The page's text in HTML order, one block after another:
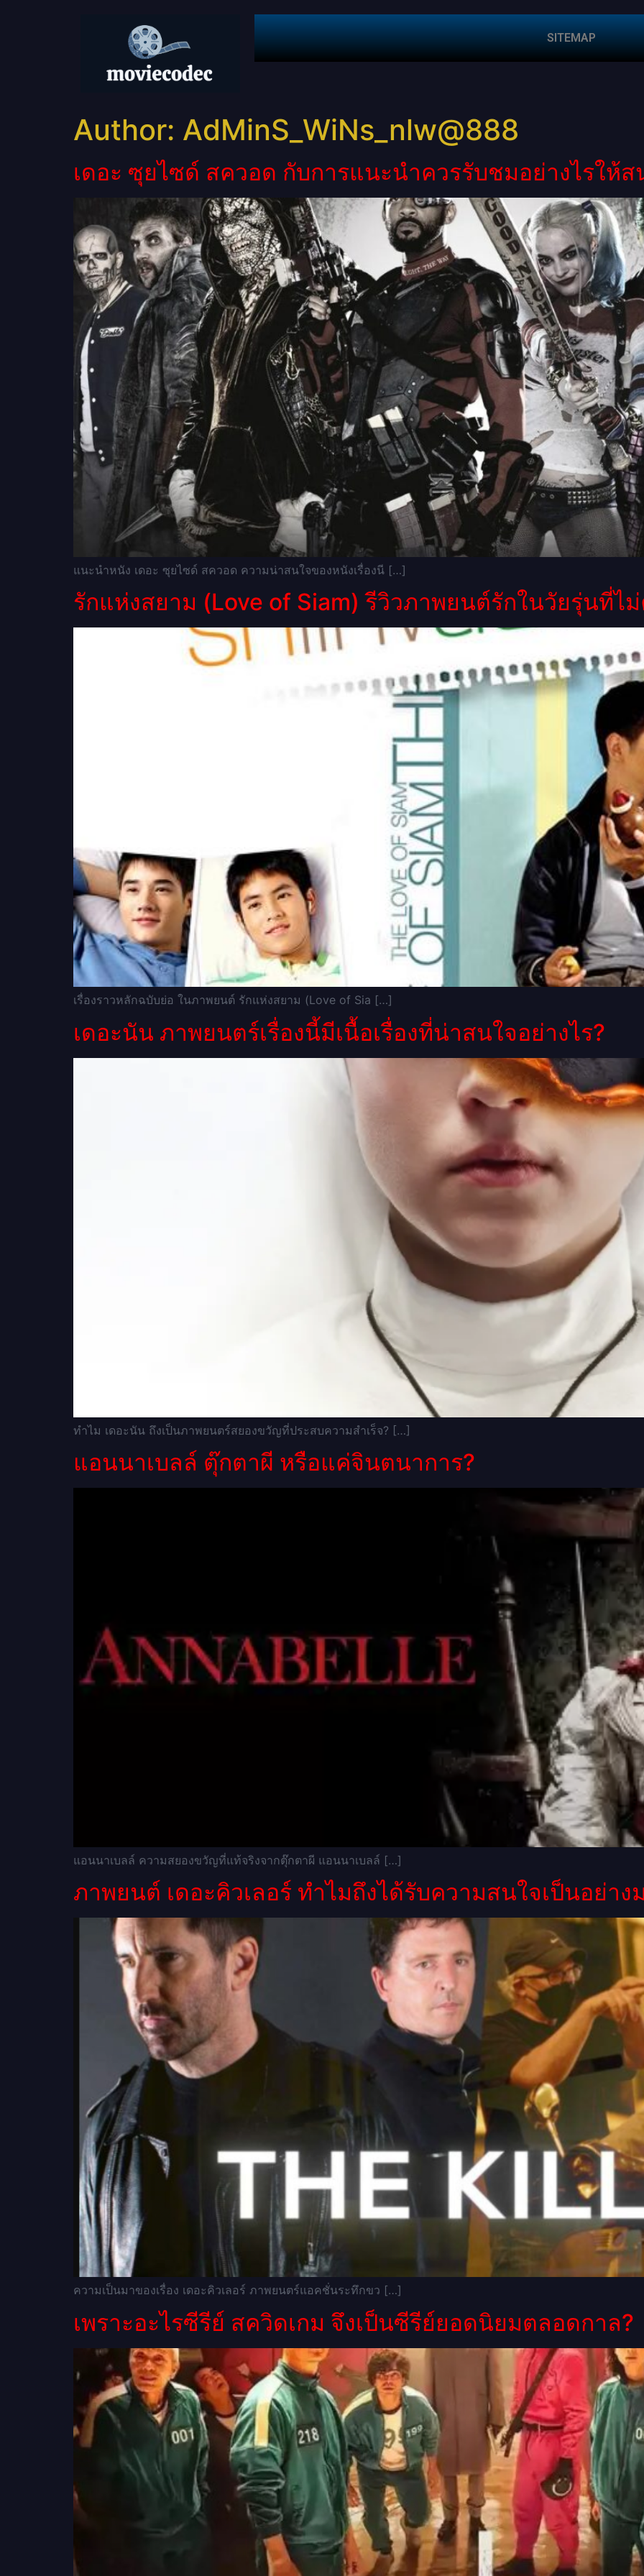
SITEMAP
Author: AdMinS_WiNs_nlw@888
เดอะ ซุยไซด์ สควอด กับการแนะนำควรรับชมอย่างไรให้ส
แนะนำหนัง เดอะ ซุยไซด์ สควอด ความน่าสนใจของหนังเรื่องนี […]
รักแห่งสยาม (Love of Siam) รีวิวภาพยนต์รักในวัยรุ่นที่ไ
เรื่องราวหลักฉบับย่อ ในภาพยนต์ รักแห่งสยาม (Love of Sia […]
เดอะนัน ภาพยนตร์เรื่องนี้มีเนื้อเรื่องที่น่าสนใจอย่างไร?
ทำไม เดอะนัน ถึงเป็นภาพยนตร์สยองขวัญที่ประสบความสำเร็จ? […]
แอนนาเบลล์ ตุ๊กตาผี หรือแค่จินตนาการ?
แอนนาเบลล์ ความสยองขวัญที่แท้จริงจากตุ๊กตาผี แอนนาเบลล์ […]
ภาพยนต์ เดอะคิวเลอร์ ทำไมถึงได้รับความสนใจเป็นอย่าง
ความเป็นมาของเรื่อง เดอะคิวเลอร์ ภาพยนตร์แอคชั่นระทึกขว […]
เพราะอะไรซีรีย์ สควิดเกม จึงเป็นซีรีย์ยอดนิยมตลอดกาล?